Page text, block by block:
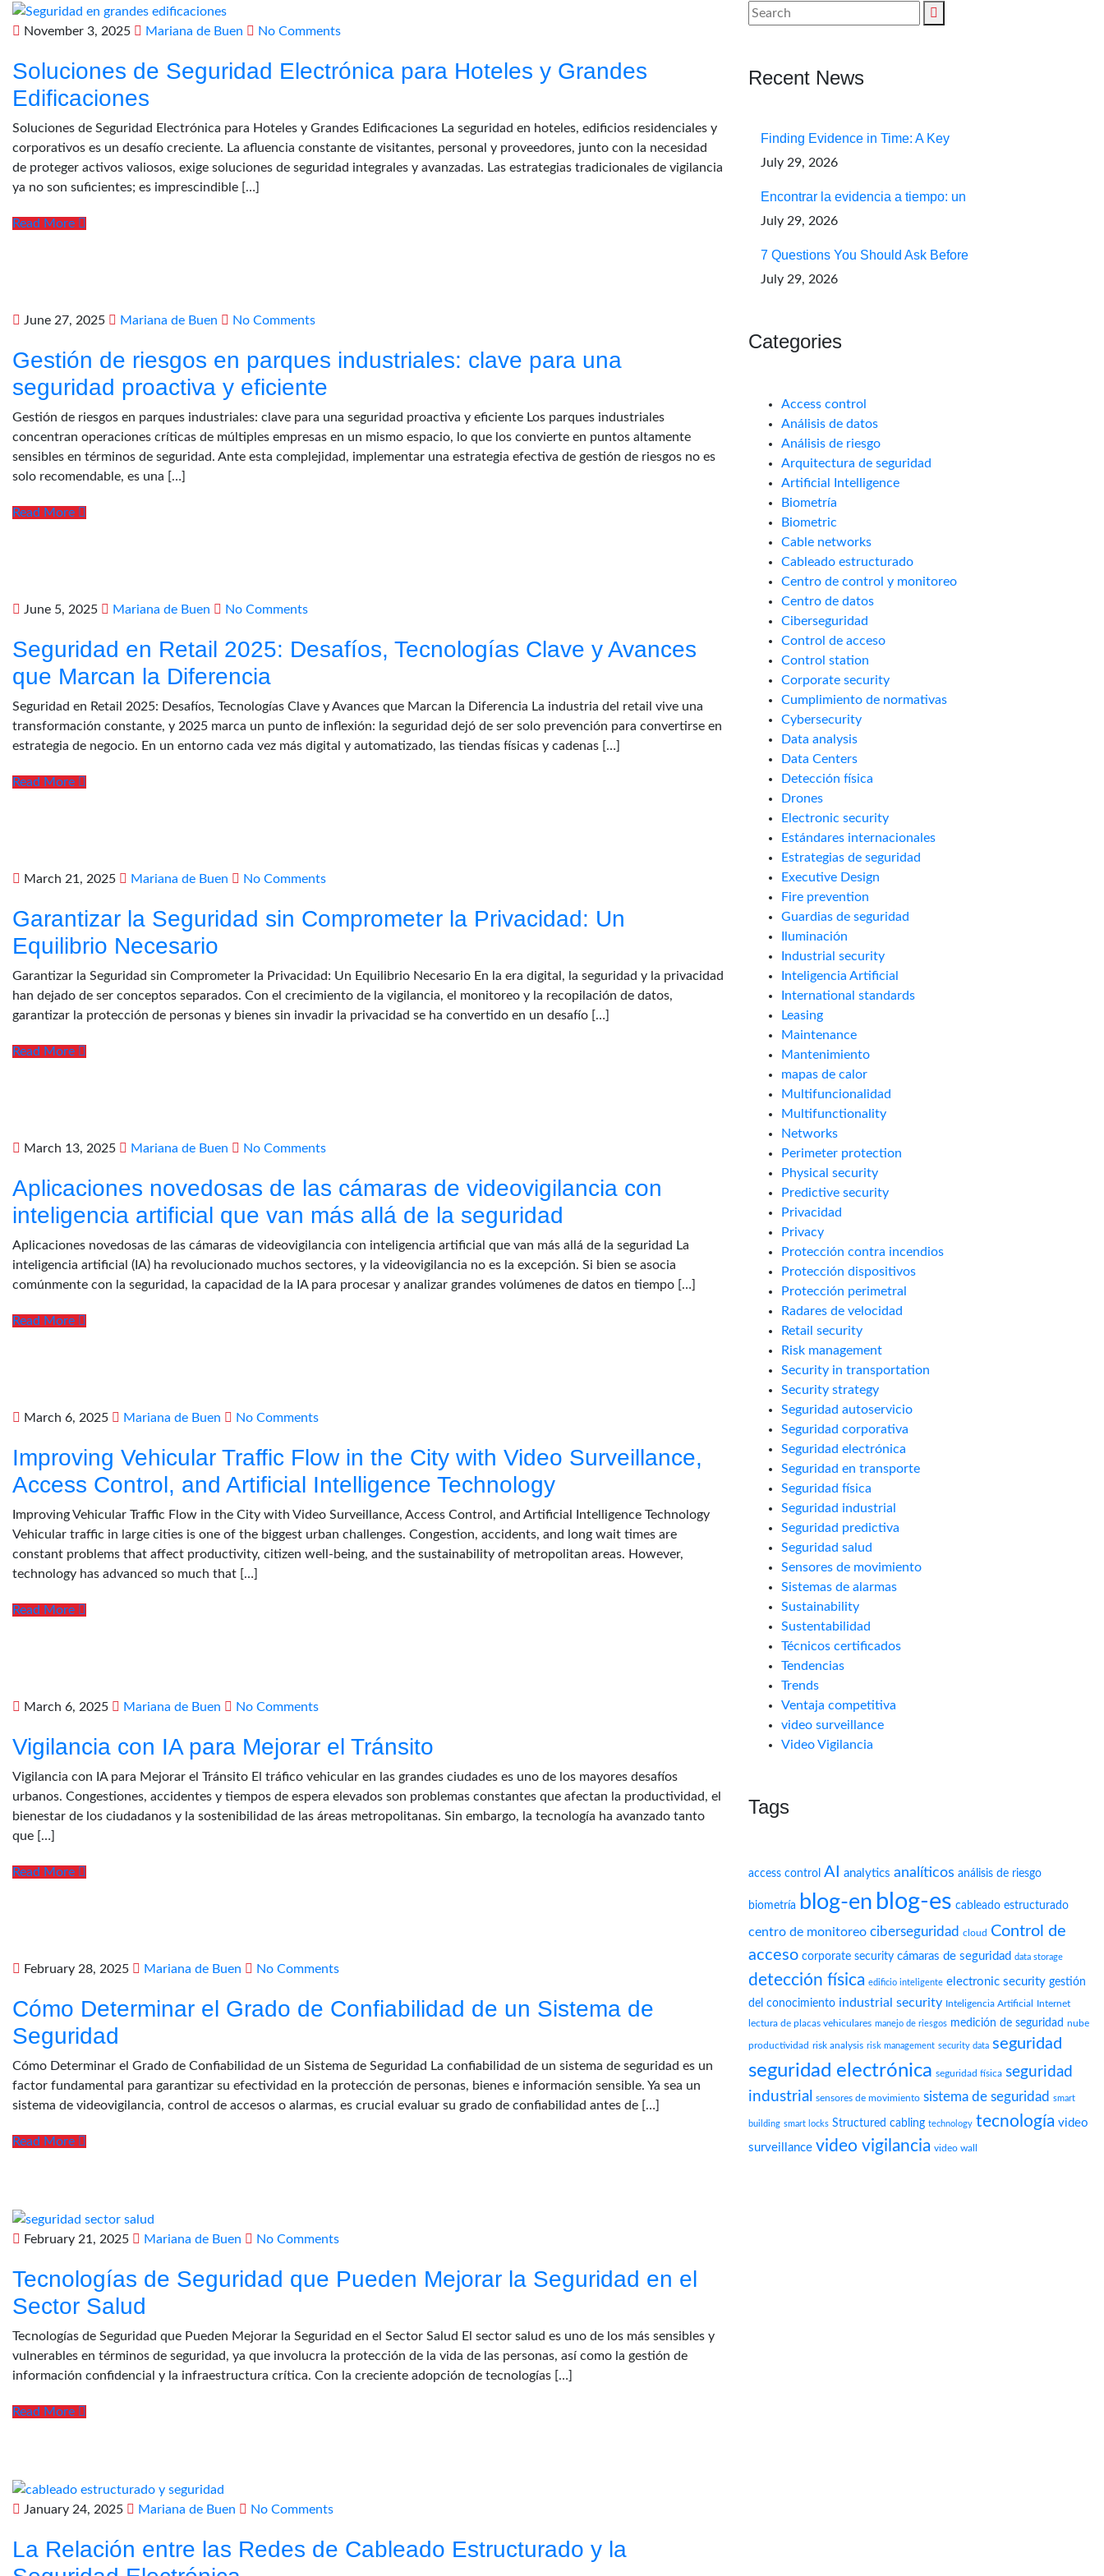
November 3, 2025 Mariana de Buen No Comments
Soluciones de Seguridad Electrónica para Hoteles y Grandes
Edificaciones
Soluciones de Seguridad Electrónica para Hoteles y Grandes Edificaciones La seguridad en hoteles, edificios residenciales y
corporativos es un desafío creciente. La afluencia constante de visitantes, personal y proveedores, junto con la necesidad
de proteger activos valiosos, exige soluciones de seguridad integrales y avanzadas. Las estrategias tradicionales de vigilancia
ya no son suficientes; es imprescindible […]
Read More
June 27, 2025 Mariana de Buen No Comments
Gestión de riesgos en parques industriales: clave para una
seguridad proactiva y eficiente
Gestión de riesgos en parques industriales: clave para una seguridad proactiva y eficiente Los parques industriales
concentran operaciones críticas de múltiples empresas en un mismo espacio, lo que los convierte en puntos altamente
sensibles en términos de seguridad. Ante esta complejidad, implementar una estrategia efectiva de gestión de riesgos no es
solo recomendable, es una […]
Read More
June 5, 2025 Mariana de Buen No Comments
Seguridad en Retail 2025: Desafíos, Tecnologías Clave y Avances
que Marcan la Diferencia
Seguridad en Retail 2025: Desafíos, Tecnologías Clave y Avances que Marcan la Diferencia La industria del retail vive una
transformación constante, y 2025 marca un punto de inflexión: la seguridad dejó de ser solo prevención para convertirse en
estrategia de negocio. En un entorno cada vez más digital y automatizado, las tiendas físicas y cadenas […]
Read More
March 21, 2025 Mariana de Buen No Comments
Garantizar la Seguridad sin Comprometer la Privacidad: Un
Equilibrio Necesario
Garantizar la Seguridad sin Comprometer la Privacidad: Un Equilibrio Necesario En la era digital, la seguridad y la privacidad
han dejado de ser conceptos separados. Con el crecimiento de la vigilancia, el monitoreo y la recopilación de datos,
garantizar la protección de personas y bienes sin invadir la privacidad se ha convertido en un desafío […]
Read More
March 13, 2025 Mariana de Buen No Comments
Aplicaciones novedosas de las cámaras de videovigilancia con
inteligencia artificial que van más allá de la seguridad
Aplicaciones novedosas de las cámaras de videovigilancia con inteligencia artificial que van más allá de la seguridad La
inteligencia artificial (IA) ha revolucionado muchos sectores, y la videovigilancia no es la excepción. Si bien se asocia
comúnmente con la seguridad, la capacidad de la IA para procesar y analizar grandes volúmenes de datos en tiempo […]
Read More
March 6, 2025 Mariana de Buen No Comments
Improving Vehicular Traffic Flow in the City with Video Surveillance,
Access Control, and Artificial Intelligence Technology
Improving Vehicular Traffic Flow in the City with Video Surveillance, Access Control, and Artificial Intelligence Technology
Vehicular traffic in large cities is one of the biggest urban challenges. Congestion, accidents, and long wait times are
constant problems that affect productivity, citizen well-being, and the sustainability of metropolitan areas. However,
technology has advanced so much that […]
Read More
March 6, 2025 Mariana de Buen No Comments
Vigilancia con IA para Mejorar el Tránsito
Vigilancia con IA para Mejorar el Tránsito El tráfico vehicular en las grandes ciudades es uno de los mayores desafíos
urbanos. Congestiones, accidentes y tiempos de espera elevados son problemas constantes que afectan la productividad, el
bienestar de los ciudadanos y la sostenibilidad de las áreas metropolitanas. Sin embargo, la tecnología ha avanzado tanto
que […]
Read More
February 28, 2025 Mariana de Buen No Comments
Cómo Determinar el Grado de Confiabilidad de un Sistema de
Seguridad
Cómo Determinar el Grado de Confiabilidad de un Sistema de Seguridad La confiabilidad de un sistema de seguridad es un
factor fundamental para garantizar su efectividad en la protección de personas, bienes e información sensible. Ya sea un
sistema de videovigilancia, control de accesos o alarmas, es crucial evaluar su grado de confiabilidad antes de […]
Read More
February 21, 2025 Mariana de Buen No Comments
Tecnologías de Seguridad que Pueden Mejorar la Seguridad en el
Sector Salud
Tecnologías de Seguridad que Pueden Mejorar la Seguridad en el Sector Salud El sector salud es uno de los más sensibles y
vulnerables en términos de seguridad, ya que involucra la protección de la vida de las personas, así como la gestión de
información confidencial y la infraestructura crítica. Con la creciente adopción de tecnologías […]
Read More
January 24, 2025 Mariana de Buen No Comments
La Relación entre las Redes de Cableado Estructurado y la
Recent News
Finding Evidence in Time: A Key
July 29, 2026
Encontrar la evidencia a tiempo: un
July 29, 2026
7 Questions You Should Ask Before
July 29, 2026
Categories
Access control
Análisis de datos
Análisis de riesgo
Arquitectura de seguridad
Artificial Intelligence
Biometría
Biometric
Cable networks
Cableado estructurado
Centro de control y monitoreo
Centro de datos
Ciberseguridad
Control de acceso
Control station
Corporate security
Cumplimiento de normativas
Cybersecurity
Data analysis
Data Centers
Detección física
Drones
Electronic security
Estándares internacionales
Estrategias de seguridad
Executive Design
Fire prevention
Guardias de seguridad
Iluminación
Industrial security
Inteligencia Artificial
International standards
Leasing
Maintenance
Mantenimiento
mapas de calor
Multifuncionalidad
Multifunctionality
Networks
Perimeter protection
Physical security
Predictive security
Privacidad
Privacy
Protección contra incendios
Protección dispositivos
Protección perimetral
Radares de velocidad
Retail security
Risk management
Security in transportation
Security strategy
Seguridad autoservicio
Seguridad corporativa
Seguridad electrónica
Seguridad en transporte
Seguridad física
Seguridad industrial
Seguridad predictiva
Seguridad salud
Sensores de movimiento
Sistemas de alarmas
Sustainability
Sustentabilidad
Técnicos certificados
Tendencias
Trends
Ventaja competitiva
video surveillance
Video Vigilancia
Tags
access control AI analytics analíticos análisis de riesgo
biometría blog-en blog-es cableado estructurado
centro de monitoreo ciberseguridad cloud Control de
acceso corporate security cámaras de seguridad data storage
detección física edificio inteligente electronic security gestión
del conocimiento industrial security Inteligencia Artificial
Internet
lectura de placas vehiculares manejo de riesgos medición de seguridad nube
productividad risk analysis risk management security data seguridad
seguridad electrónica seguridad física seguridad
industrial
sensores de movimiento sistema de seguridad smart
building smart locks Structured cabling technology tecnología video
surveillance video vigilancia video wall